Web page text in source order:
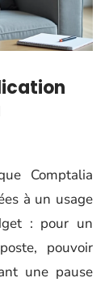
Comptalia
à un usage
: pour un
pouvoir
une pause